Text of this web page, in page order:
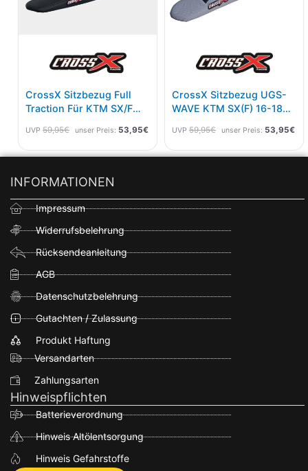
CrossX Sitzbezug Full
Traction Für KTM SX/F
Schwarz/Orange
UVP 59,95€ unser Preis: 53,95€
CrossX Sitzbezug UGS-
WAVE KTM SX(F) 16-18
Schwarz
UVP 59,95€ unser Preis: 53,95€
INFORMATIONEN
Impressum
Widerrufsbelehrung
Rücksendeanleitung
AGB
Datenschutzbelehrung
Gutachten / Zulassung
Produkt Haftung
Versandarten
Zahlungsarten
Hinweispflichten
Batterieverordnung
Hinweis Altölentsorgung
Hinweis Gefahrstoffe